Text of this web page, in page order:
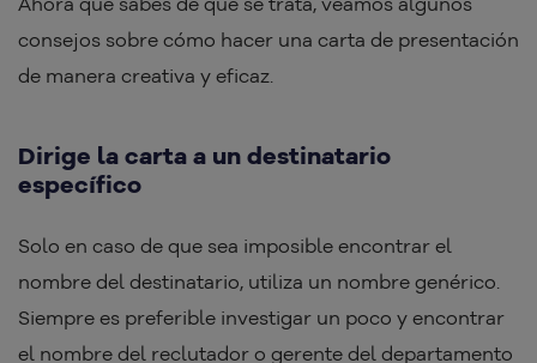
consejos sobre cómo hacer una carta de presentación
de manera creativa y eficaz.
Dirige la carta a un destinatario
específico
Solo en caso de que sea imposible encontrar el
nombre del destinatario, utiliza un nombre genérico.
Siempre es preferible investigar un poco y encontrar
el nombre del reclutador o gerente del departamento